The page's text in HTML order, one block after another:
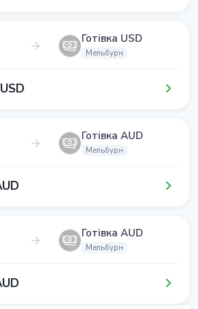
Готівка USD
Мельбурн
Готівка AUD
Мельбурн
Готівка AUD
Мельбурн